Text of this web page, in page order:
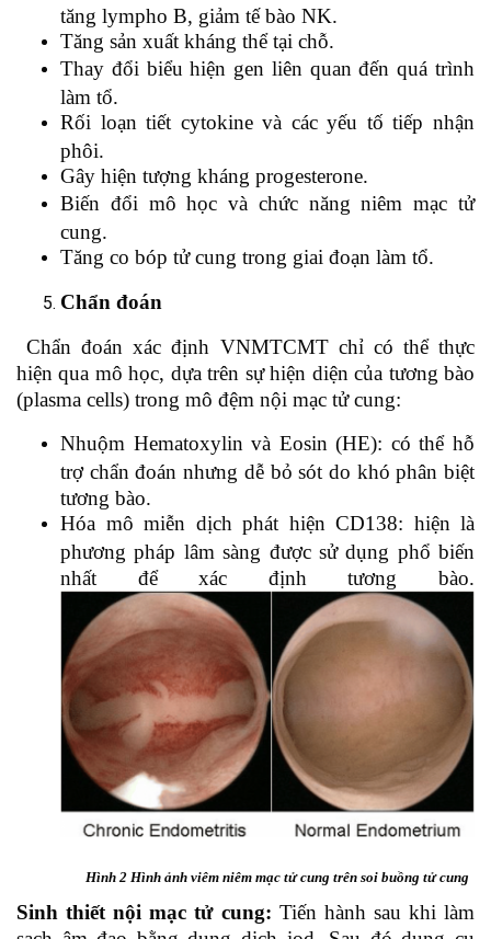
tăng lympho B, giảm tế bào NK.
Tăng sản xuất kháng thể tại chỗ.
Thay đổi biểu hiện gen liên quan đến quá trình
làm tổ.
Rối loạn tiết cytokine và các yếu tố tiếp nhận
phôi.
Gây hiện tượng kháng progesterone.
Biến đổi mô học và chức năng niêm mạc tử
cung.
Tăng co bóp tử cung trong giai đoạn làm tổ.
Chẩn đoán
Chẩn đoán xác định VNMTCMT chỉ có thể thực
hiện qua mô học, dựa trên sự hiện diện của tương bào
(plasma cells) trong mô đệm nội mạc tử cung:
Nhuộm Hematoxylin và Eosin (HE): có thể hỗ
trợ chẩn đoán nhưng dễ bỏ sót do khó phân biệt
tương bào.
Hóa mô miễn dịch phát hiện CD138: hiện là
phương pháp lâm sàng được sử dụng phổ biến
nhất để xác định tương bào.
Hình 2 Hình ảnh viêm niêm mạc tử cung trên soi buồng tử cung
Sinh thiết nội mạc tử cung: Tiến hành sau khi làm